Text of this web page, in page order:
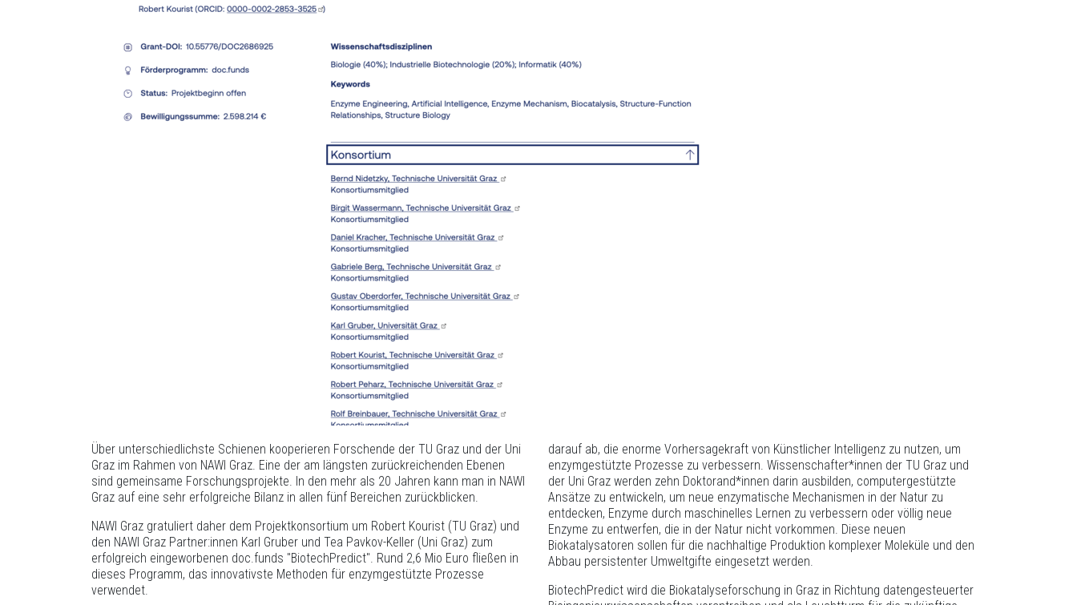
Über unterschiedlichste Schienen kooperieren Forschende der TU Graz und der Uni
Graz im Rahmen von NAWI Graz. Eine der am längsten zurückreichenden Ebenen
sind gemeinsame Forschungsprojekte. In den mehr als 20 Jahren kann man in NAWI
Graz auf eine sehr erfolgreiche Bilanz in allen fünf Bereichen zurückblicken.
NAWI Graz gratuliert daher dem Projektkonsortium um Robert Kourist (TU Graz) und
den NAWI Graz Partner:innen Karl Gruber und Tea Pavkov-Keller (Uni Graz) zum
erfolgreich eingeworbenen doc.funds "BiotechPredict". Rund 2,6 Mio Euro fließen in
dieses Programm, das innovativste Methoden für enzymgestützte Prozesse
verwendet.
darauf ab, die enorme Vorhersagekraft von Künstlicher Intelligenz zu nutzen, um
enzymgestützte Prozesse zu verbessern. Wissenschafter*innen der TU Graz und
der Uni Graz werden zehn Doktorand*innen darin ausbilden, computergestützte
Ansätze zu entwickeln, um neue enzymatische Mechanismen in der Natur zu
entdecken, Enzyme durch maschinelles Lernen zu verbessern oder völlig neue
Enzyme zu entwerfen, die in der Natur nicht vorkommen. Diese neuen
Biokatalysatoren sollen für die nachhaltige Produktion komplexer Moleküle und den
Abbau persistenter Umweltgifte eingesetzt werden.
BiotechPredict wird die Biokatalyseforschung in Graz in Richtung datengesteuerter